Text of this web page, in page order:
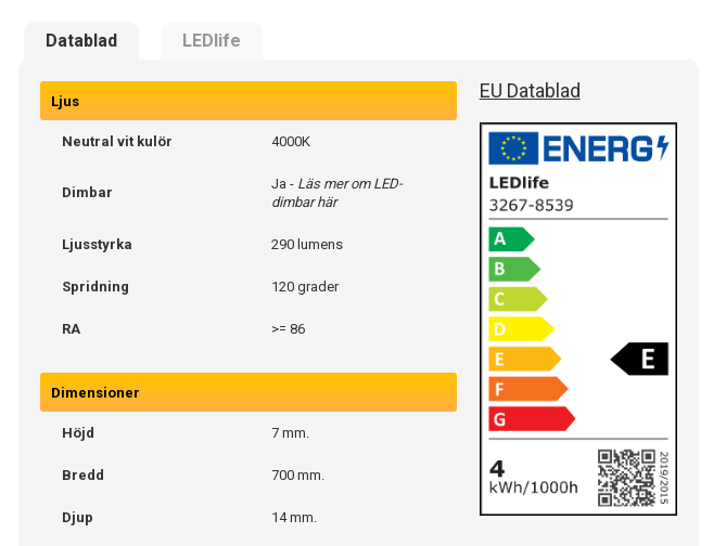
Datablad LEDlife
Ljus
Neutral vit kulör 4000K
Dimbar
Ja - Läs mer om LED-
dimbar här
Ljusstyrka 290 lumens
Spridning 120 grader
RA >= 86
Dimensioner
Höjd 7 mm.
Bredd 700 mm.
Djup 14 mm.
EU Datablad